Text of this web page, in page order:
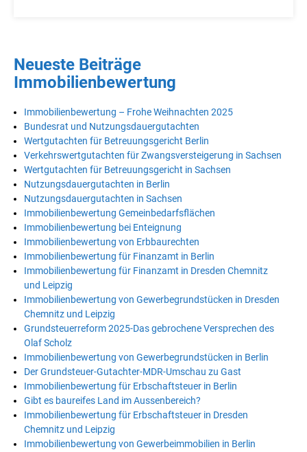
Neueste Beiträge
Immobilienbewertung
Immobilienbewertung – Frohe Weihnachten 2025
Bundesrat und Nutzungsdauergutachten
Wertgutachten für Betreuungsgericht Berlin
Verkehrswertgutachten für Zwangsversteigerung in Sachsen
Wertgutachten für Betreuungsgericht in Sachsen
Nutzungsdauergutachten in Berlin
Nutzungsdauergutachten in Sachsen
Immobilienbewertung Gemeinbedarfsflächen
Immobilienbewertung bei Enteignung
Immobilienbewertung von Erbbaurechten
Immobilienbewertung für Finanzamt in Berlin
Immobilienbewertung für Finanzamt in Dresden Chemnitz
und Leipzig
Immobilienbewertung von Gewerbegrundstücken in Dresden
Chemnitz und Leipzig
Grundsteuerreform 2025-Das gebrochene Versprechen des
Olaf Scholz
Immobilienbewertung von Gewerbegrundstücken in Berlin
Der Grundsteuer-Gutachter-MDR-Umschau zu Gast
Immobilienbewertung für Erbschaftsteuer in Berlin
Gibt es baureifes Land im Aussenbereich?
Immobilienbewertung für Erbschaftsteuer in Dresden
Chemnitz und Leipzig
Immobilienbewertung von Gewerbeimmobilien in Berlin